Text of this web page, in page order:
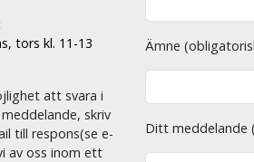
tors kl. 11-13
att svara i
skriv
till respons(se e-
av oss inom ett
Ämne
Ditt meddelande